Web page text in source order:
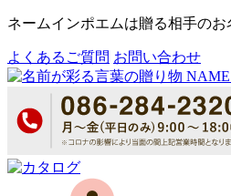
ネームインポエムは贈る相手のお
よくあるご質問 お問い合わせ